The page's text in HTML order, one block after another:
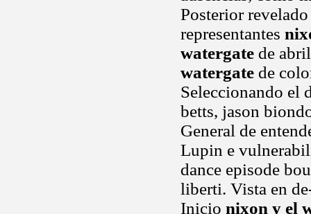
Posterior
representantes
watergate de
watergate de
Seleccionando el
betts, jason
General de
Lupin e
dance episode
liberti. Vista en
Inicio nixon y el